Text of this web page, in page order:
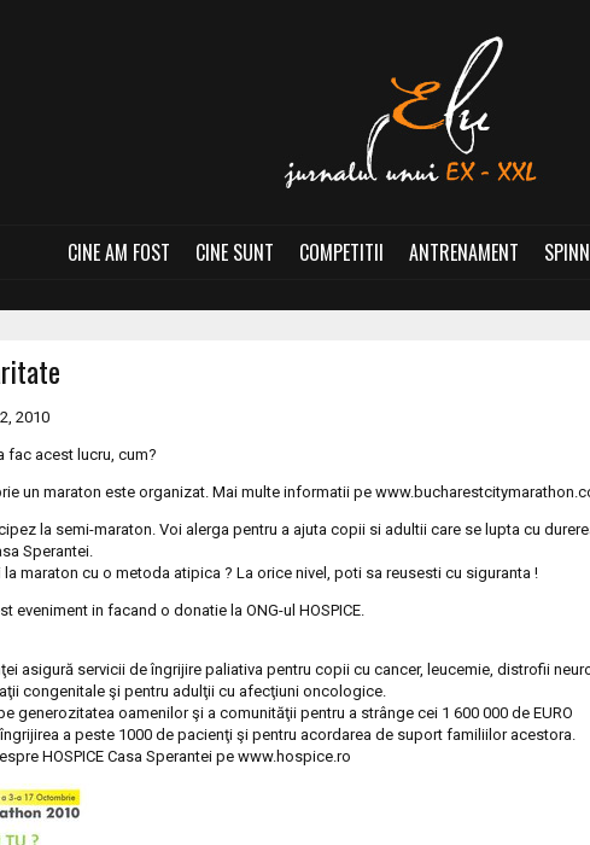
CINE AM FOST CINE SUNT COMPETITII ANTRENAMENT
2010
fac acest lucru, cum?
un maraton este organizat. Mai multe informatii pe
la semi-maraton. Voi alerga pentru a ajuta copii si adultii care se lupta cu
Sperantei.
la maraton cu o metoda atipica ? La orice nivel, poti sa reusesti cu siguranta !
eveniment in facand o donatie la ONG-ul HOSPICE.
asigură servicii de îngrijire paliativa pentru copii cu cancer, leucemie, distrofii
congenitale şi pentru adulţii cu afecţiuni oncologice.
generozitatea oamenilor şi a comunităţii pentru a strânge cei 1 600 000 de EURO
a peste 1000 de pacienţi şi pentru acordarea de suport familiilor acestora.
HOSPICE Casa Sperantei pe www.hospice.ro